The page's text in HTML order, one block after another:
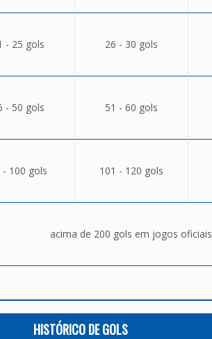
- 25 gols 26 - 30 gols
- 50 gols 51 - 60 gols
- 100 gols 101 - 120 gols
acima de 200 gols em jogos oficiais
HISTÓRICO DE GOLS